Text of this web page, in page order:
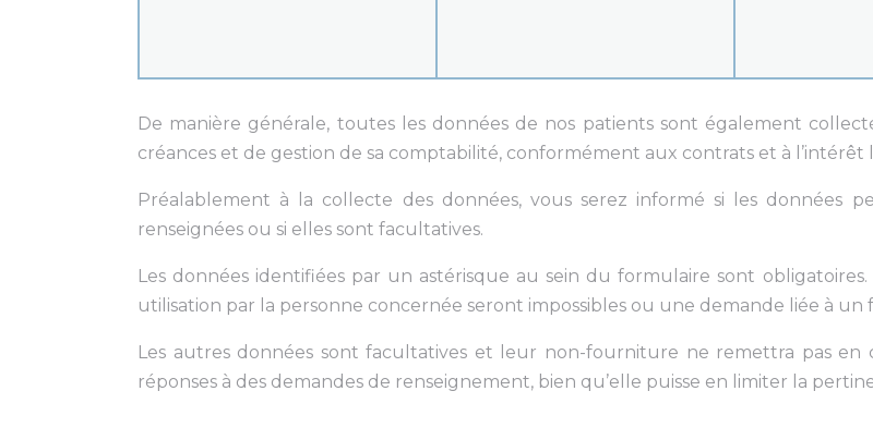
De manière générale, toutes les données de nos patients sont également
créances et de gestion de sa comptabilité, conformément aux contrats et à l’intérêt
Préalablement à la collecte des données, vous serez informé si les données
renseignées ou si elles sont facultatives.
Les données identifiées par un astérisque au sein du formulaire sont
utilisation par la personne concernée seront impossibles ou une demande liée à
Les autres données sont facultatives et leur non-fourniture ne remettra pas en
réponses à des demandes de renseignement, bien qu’elle puisse en limiter la